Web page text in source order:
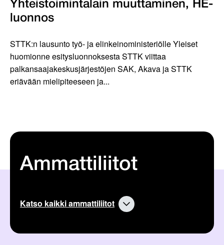
Yhteistoimintalain muuttaminen, HE-
luonnos
STTK:n lausunto työ- ja elinkeinoministeriölle Yleiset
huomionne esitysluonnoksesta STTK viittaa
palkansaajakeskusjärjestöjen SAK, Akava ja STTK
eriävään mielipiteeseen ja...
Ammattiliitot
Katso kaikki ammattiliitot